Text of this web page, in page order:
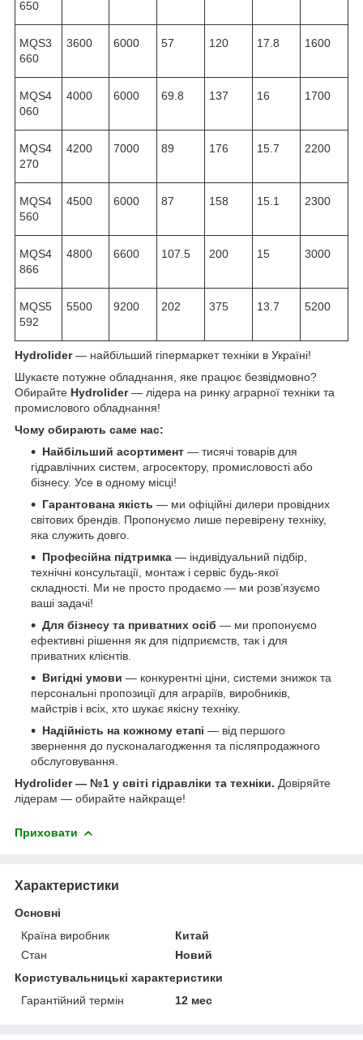
650
MQS3
660
3600 6000 57 120 17.8 1600
MQS4
060
4000 6000 69.8 137 16 1700
MQS4
270
4200 7000 89 176 15.7 2200
MQS4
560
4500 6000 87 158 15.1 2300
MQS4
866
4800 6600 107.5 200 15 3000
MQS5
592
5500 9200 202 375 13.7 5200
Hydrolider— найбільший гіпермаркет техніки в Україні!
Шукаєте потужне обладнання, яке працює безвідмовно?
Обирайте Hydrolider— лідера на ринку аграрної техніки та
промислового обладнання!
Чому обирають саме нас:
Найбільший асортимент — тисячі товарів для
гідравлічних систем, агросектору, промисловості або
бізнесу. Усе в одному місці!
Гарантована якість — ми офіційні дилери провідних
світових брендів. Пропонуємо лише перевірену техніку,
яка служить довго.
Професійна підтримка — індивідуальний підбір,
технічні консультації, монтаж і сервіс будь-якої
складності. Ми не просто продаємо — ми розв’язуємо
ваші задачі!
Для бізнесу та приватних осіб — ми пропонуємо
ефективні рішення як для підприємств, так і для
приватних клієнтів.
Вигідні умови — конкурентні ціни, системи знижок та
персональні пропозиції для аграріїв, виробників,
майстрів і всіх, хто шукає якісну техніку.
Надійність на кожному етапі — від першого
звернення до пусконалагодження та післяпродажного
обслуговування.
Hydrolider — №1 у світі гідравліки та техніки. Довіряйте
лідерам — обирайте найкраще!
Приховати
Характеристики
Основні
Країна виробник
Китай
Стан
Новий
Користувальницькі характеристики
Гарантійний термін
12 мес